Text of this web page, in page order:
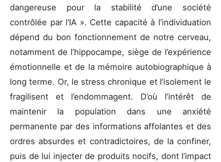
dangereuse pour la stabilité d’une société
contrôlée par l’IA ». Cette capacité à l’individuation
dépend du bon fonctionnement de notre cerveau,
notamment de l’hippocampe, siège de l’expérience
émotionnelle et de la mémoire autobiographique à
long terme. Or, le stress chronique et l’isolement le
fragilisent et l’endommagent. D’où l’intérêt de
maintenir la population dans une anxiété
permanente par des informations affolantes et des
ordres absurdes et contradictoires, de la confiner,
puis de lui injecter de produits nocifs, dont l’impact